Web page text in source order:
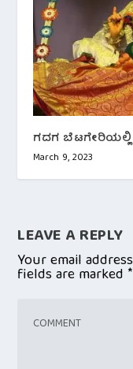
ಗದಗ ಬೆಟಗೇರಿಯಲ್ಲಿ
March 9, 2023
LEAVE A REPLY
Your email
fields are marked*